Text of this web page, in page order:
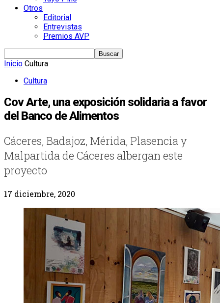
Otros
Editorial
Entrevistas
Premios AVP
Inicio Cultura
Cultura
Cov Arte, una exposición solidaria a favor
del Banco de Alimentos
Cáceres, Badajoz, Mérida, Plasencia y
Malpartida de Cáceres albergan este
proyecto
17 diciembre, 2020